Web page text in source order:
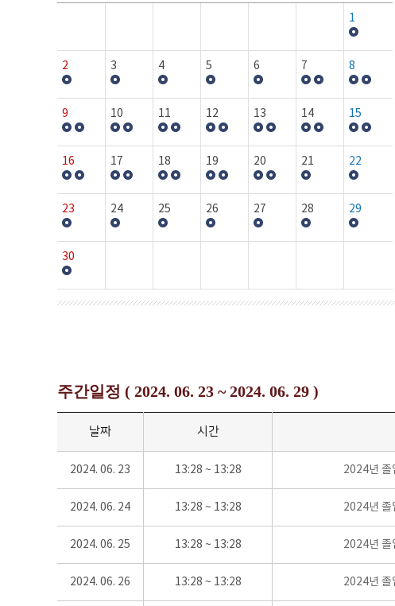
커뮤니티 행사갤러리
1
2 3 4 5 6 7 8
9 10 11 12 13 14 15
16 17 18 19 20 21 22
23 24 25 26 27 28 29
30
주간일정 ( 2024. 06. 23 ~ 2024. 06. 29 )
날짜 시간
2024. 06. 23 13:28 ~ 13:28 2024년 졸
2024. 06. 24 13:28 ~ 13:28 2024년 졸
2024. 06. 25 13:28 ~ 13:28 2024년 졸
2024. 06. 26 13:28 ~ 13:28 2024년 졸